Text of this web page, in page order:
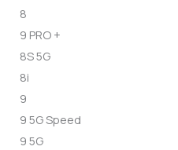
8
9 PRO +
8S 5G
8i
9
9 5G Speed
9 5G